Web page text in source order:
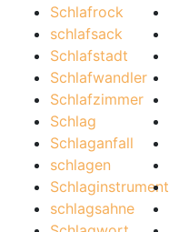
Schlafrock
schlafsack
Schlafstadt
Schlafwandler
Schlafzimmer
Schlag
Schlaganfall
schlagen
Schlaginstrument
schlagsahne